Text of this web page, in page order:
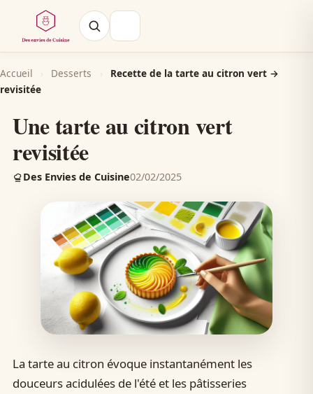
Accueil › Desserts ›
Recette de la tarte au citron vert →
revisitée
Une tarte au citron vert
revisitée
Des Envies de Cuisine02/02/2025
La tarte au citron évoque instantanément les
douceurs acidulées de l'été et les pâtisseries